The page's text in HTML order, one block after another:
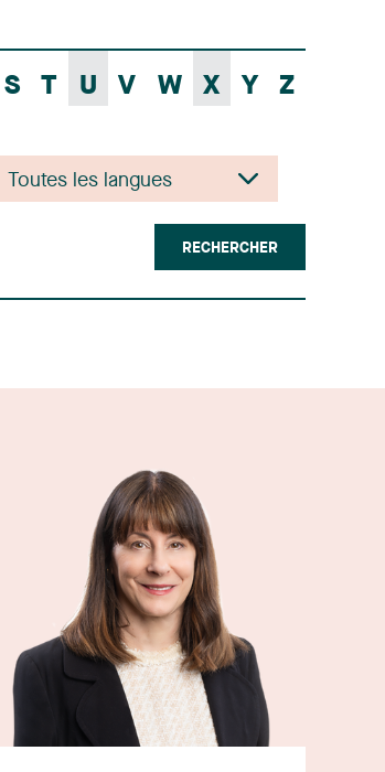
RECHERCHER
S T U V W X Y Z